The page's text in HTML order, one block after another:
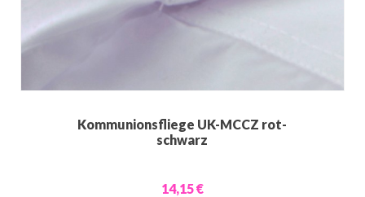
Kommunionsfliege UK-MCCZ rot-
schwarz
14,15 €